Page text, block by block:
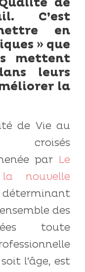
de
C’est
en
» que
mettent
leurs
la
de Vie au
croisés
par Le
nouvelle
des
toute
l’âge, est